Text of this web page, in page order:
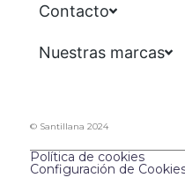
Contacto
Nuestras marcas
© Santillana 2024
Política de cookies
Configuración de